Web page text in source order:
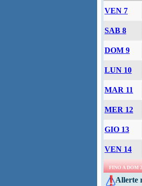
VEN 7
SAB 8
DOM 9
LUN 10
MAR 11
MER 12
GIO 13
VEN 14
FINO A DOM
Allerte